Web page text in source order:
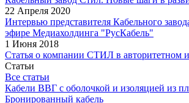
22 Апреля 2020
Интервью представителя Кабельного
эфире Медиахолдинга "РусКабель"
1 Июня 2018
Статья о компании СТИЛ в авторитетном
Статьи
Все статьи
Кабели ВВГ с оболочкой и изоляцией из
Бронированный кабель